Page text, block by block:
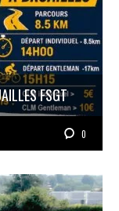
FSGT
0